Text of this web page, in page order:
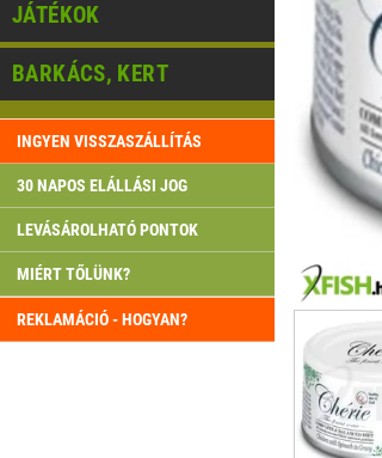
JÁTÉKOK
BARKÁCS, KERT
INGYEN VISSZASZÁLLÍTÁS
30 NAPOS ELÁLLÁSI JOG
LEVÁSÁROLHATÓ PONTOK
MIÉRT TŐLÜNK?
REKLAMÁCIÓ - HOGYAN?